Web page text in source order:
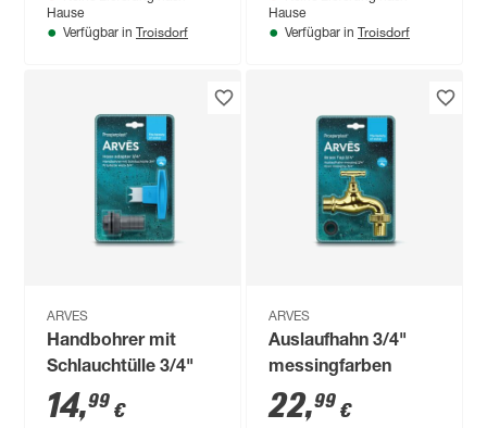
Hause
Verfügbar in Troisdorf
Hause
Verfügbar in Troisdorf
ARVES
Handbohrer mit
Schlauchtülle 3/4"
14,99 €
ARVES
Auslaufhahn 3/4"
messingfarben
22,99 €